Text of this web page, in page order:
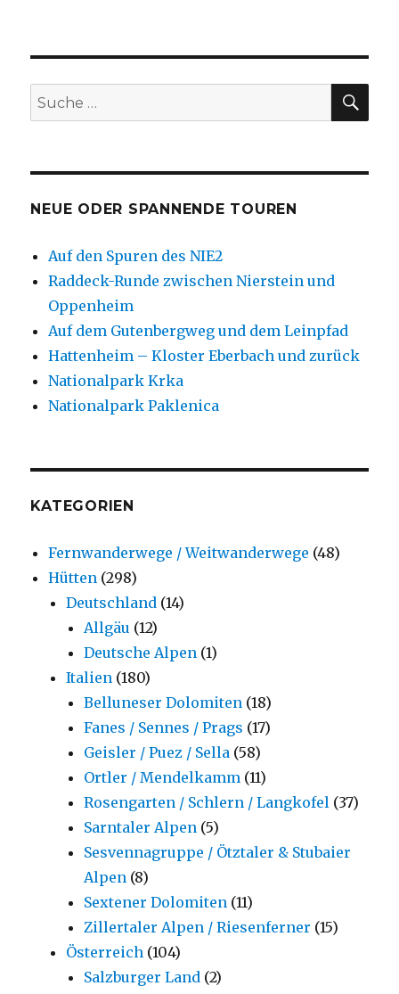
Suche
nach:
NEUE ODER SPANNENDE TOUREN
Auf den Spuren des NIE2
Raddeck-Runde zwischen Nierstein und
Oppenheim
Auf dem Gutenbergweg und dem Leinpfad
Hattenheim – Kloster Eberbach und zurück
Nationalpark Krka
Nationalpark Paklenica
KATEGORIEN
Fernwanderwege / Weitwanderwege (48)
Hütten (298)
Deutschland (14)
Allgäu (12)
Deutsche Alpen (1)
Italien (180)
Belluneser Dolomiten (18)
Fanes / Sennes / Prags (17)
Geisler / Puez / Sella (58)
Ortler / Mendelkamm (11)
Rosengarten / Schlern / Langkofel (37)
Sarntaler Alpen (5)
Sesvennagruppe / Ötztaler & Stubaier
Alpen (8)
Sextener Dolomiten (11)
Zillertaler Alpen / Riesenferner (15)
Österreich (104)
Salzburger Land (2)